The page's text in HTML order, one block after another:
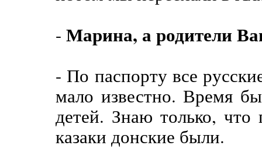
- Марина, а родители
- По паспорту все
мало известно. Время
детей. Знаю только,
казаки донские были.